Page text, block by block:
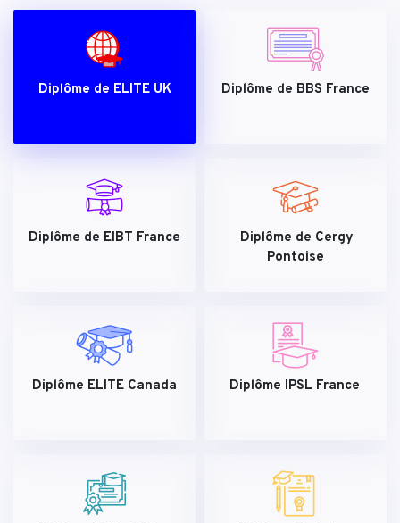
Diplôme de ELITE UK Diplôme de BBS France
Diplôme de EIBT France
Diplôme de Cergy
Pontoise
Diplôme ELITE Canada Diplôme IPSL France